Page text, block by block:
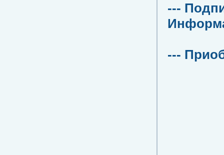
---
---